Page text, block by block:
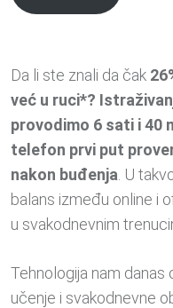
Da li ste znali da čak
već u ruci*?
provodimo 6 sati i 40
telefon prvi put
nakon buđenja . U
balans između online i
u svakodnevnim
Tehnologija nam danas
učenje i svakodnevne